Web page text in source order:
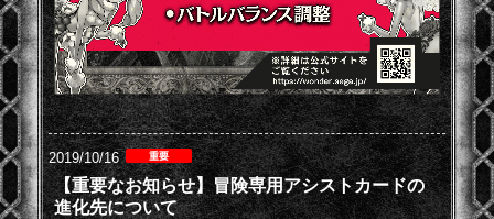
2019/10/16
【重要なお知らせ】冒険専用アシストカードの
進化先について